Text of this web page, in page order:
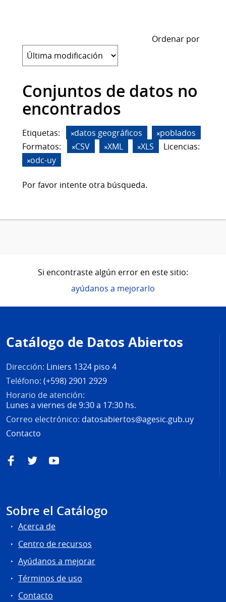
Ordenar por
Conjuntos de datos no
encontrados
Etiquetas: datos geográficos
poblados
Formatos:
CSV XML XLS
Licencias:
odc-uy
Por favor intente otra búsqueda.
Si encontraste algún error en este sitio:
ayúdanos a mejorarlo
de
página
Catálogo de Datos Abiertos
Dirección: Liniers 1324 piso 4
Teléfono: (+598) 2901 2929
Horario de atención:
Lunes a viernes de 9:30 a 17:30 hs.
Correo electrónico: datosabiertos@agesic.gub.uy
Contacto
FacebookTwitterYouTube
Sobre el Catálogo
Acerca de
Centro de recursos
Ayúdanos a mejorar
Términos de uso
Contacto